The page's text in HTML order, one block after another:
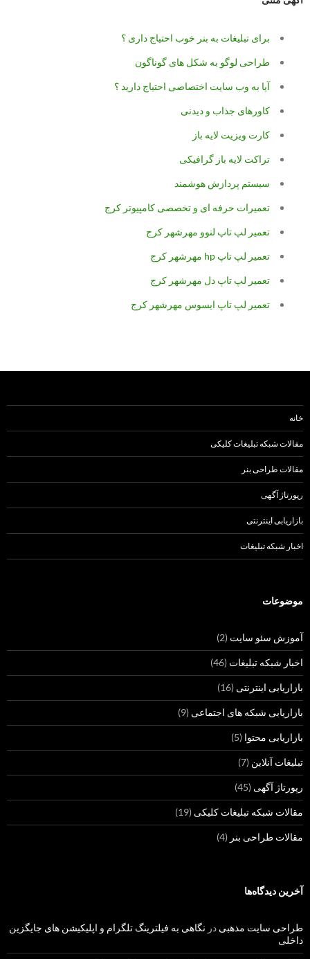
برای تبلیغات به بنر خوب احتیاج داری ؟
طراحی لوگو به شکل های گوناگون
آیا به وب سایت اختصاصی احتیاج دارید ؟
کاورهای جذاب و دیدنی
کارت ویزیت لایه باز
تراکت لایه باز گرافیکی
سیستم پردازش هوشمند
تعمیرات حرفه ای و تخصصی کامپیوتر کرج
تعمیر لپ تاپ لنوو مهرشهر کرج
تعمیر لپ تاپ hp مهرشهر کرج
تعمیر لپ تاپ دل مهرشهر کرج
تعمیر لپ تاپ ایسوس مهرشهر کرج
خانه
مقالات شبکه تبلیغات کلیکی
مقالات طراحی بنر
رپورتاژ آگهی
بازاریابی اینترنتی
اخبار شبکه تبلیغات
موضوعات
آموزش سئو سایت (2)
اخبار شبکه تبلیغات (46)
بازاریابی اینترنتی (16)
بازاریابی شبکه های اجتماعی (9)
بازاریابی محتوا (5)
تبلیغات آنلاین (7)
رپورتاژ آگهی (45)
مقالات شبکه تبلیغات کلیکی (19)
مقالات طراحی بنر (4)
آخرین دیدگاه‌ها
طراحی سایت مذهبی در نگاهی به فیلترینگ تلگرام و اپلیکیشن های جایگزین
داخلی